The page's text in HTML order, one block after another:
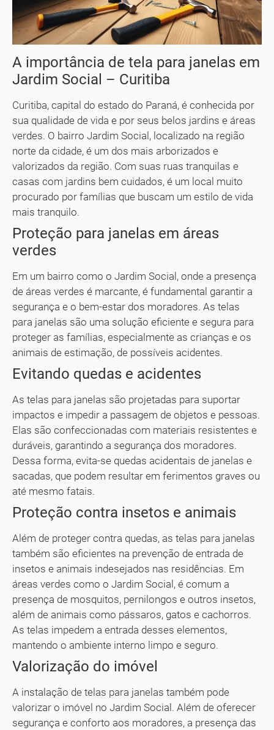
A importância de tela para janelas em
Jardim Social – Curitiba
Curitiba, capital do estado do Paraná, é conhecida por
sua qualidade de vida e por seus belos jardins e áreas
verdes. O bairro Jardim Social, localizado na região
norte da cidade, é um dos mais arborizados e
valorizados da região. Com suas ruas tranquilas e
casas com jardins bem cuidados, é um local muito
procurado por famílias que buscam um estilo de vida
mais tranquilo.
Proteção para janelas em áreas
verdes
Em um bairro como o Jardim Social, onde a presença
de áreas verdes é marcante, é fundamental garantir a
segurança e o bem-estar dos moradores. As telas
para janelas são uma solução eficiente e segura para
proteger as famílias, especialmente as crianças e os
animais de estimação, de possíveis acidentes.
Evitando quedas e acidentes
As telas para janelas são projetadas para suportar
impactos e impedir a passagem de objetos e pessoas.
Elas são confeccionadas com materiais resistentes e
duráveis, garantindo a segurança dos moradores.
Dessa forma, evita-se quedas acidentais de janelas e
sacadas, que podem resultar em ferimentos graves ou
até mesmo fatais.
Proteção contra insetos e animais
Além de proteger contra quedas, as telas para janelas
também são eficientes na prevenção de entrada de
insetos e animais indesejados nas residências. Em
áreas verdes como o Jardim Social, é comum a
presença de mosquitos, pernilongos e outros insetos,
além de animais como pássaros, gatos e cachorros.
As telas impedem a entrada desses elementos,
mantendo o ambiente interno limpo e seguro.
Valorização do imóvel
A instalação de telas para janelas também pode
valorizar o imóvel no Jardim Social. Além de oferecer
segurança e conforto aos moradores, a presença das